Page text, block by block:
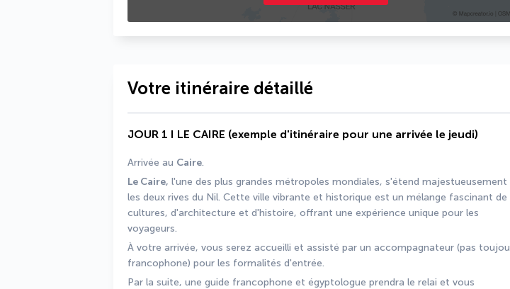
Votre itinéraire détaillé
JOUR 1 I LE CAIRE (exemple d'itinéraire pour une arrivée le jeudi)
Arrivée au Caire.
Le Caire, l'une des plus grandes métropoles mondiales, s'étend majestueusement
les deux rives du Nil. Cette ville vibrante et historique est un mélange fascinant de
cultures, d'architecture et d'histoire, offrant une expérience unique pour les
voyageurs.
À votre arrivée, vous serez accueilli et assisté par un accompagnateur (pas
francophone) pour les formalités d'entrée.
Par la suite, une guide francophone et égyptologue prendra le relai et vous